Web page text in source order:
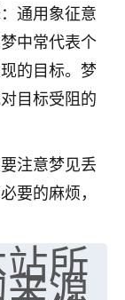
通用象征意
中常代表个
的目标。梦
目标受阻的
注意梦见丢
要的麻烦，
所
源
超度，她今年
开始我经常
找到慧来老
有梦到过
安，给亡母
。